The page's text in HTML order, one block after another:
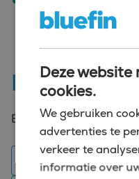
Meer
Een overzicht van
Administratief
Deze
cookies.
We gebruiken
advertenties te
verkeer te
informatie over